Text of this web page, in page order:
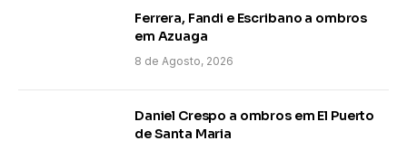
Ferrera, Fandi e Escribano a ombros
em Azuaga
8 de Agosto, 2026
Daniel Crespo a ombros em El Puerto
de Santa Maria